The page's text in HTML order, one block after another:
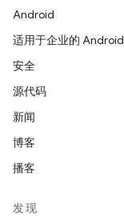
Android
适用于企业的 Android
安全
源代码
新闻
博客
播客
发现